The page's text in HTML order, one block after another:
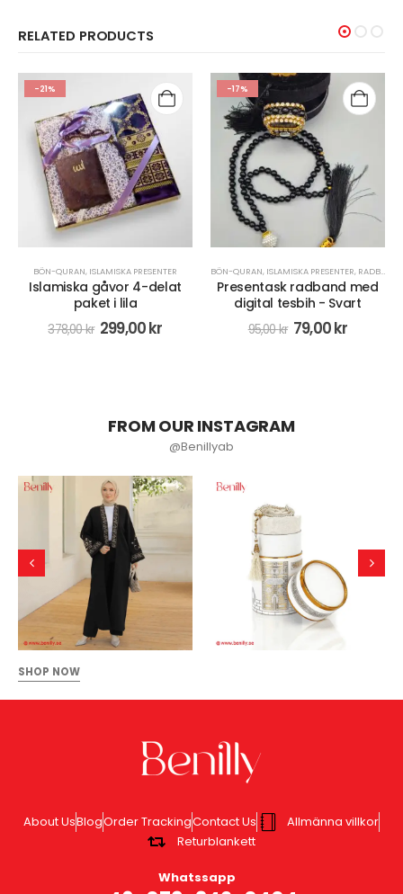
RELATED PRODUCTS
-21%
BÖN-QURAN, ISLAMISKA PRESENTER
Islamiska gåvor 4-delat
paket i lila
378,00kr 299,00kr
-17%
BÖN-QURAN, ISLAMISKA PRESENTER, RADBAND/MISBAHA
Presentask radband med
digital tesbih - Svart
95,00kr 79,00kr
FROM OUR INSTAGRAM
@Benillyab
SHOP NOW
About UsBlogOrder TrackingContact Us
Allmänna villkor
Returblankett
Whatssapp